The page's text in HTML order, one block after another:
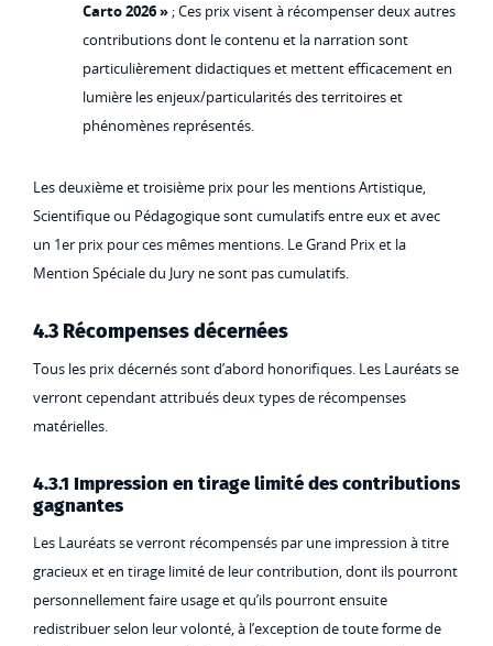
Carto 2026 »; Ces prix visent à récompenser deux autres
contributions dont le contenu et la narration sont
particulièrement didactiques et mettent efficacement en
lumière les enjeux/particularités des territoires et
phénomènes représentés.
Les deuxième et troisième prix pour les mentions Artistique,
Scientifique ou Pédagogique sont cumulatifs entre eux et avec
un 1er prix pour ces mêmes mentions. Le Grand Prix et la
Mention Spéciale du Jury ne sont pas cumulatifs.
4.3 Récompenses décernées
Tous les prix décernés sont d’abord honorifiques. Les Lauréats se
verront cependant attribués deux types de récompenses
matérielles.
4.3.1 Impression en tirage limité des contributions
gagnantes
Les Lauréats se verront récompensés par une impression à titre
gracieux et en tirage limité de leur contribution, dont ils pourront
personnellement faire usage et qu’ils pourront ensuite
redistribuer selon leur volonté, à l’exception de toute forme de